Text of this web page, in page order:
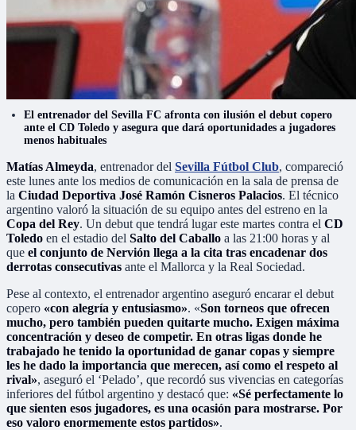
El entrenador del Sevilla FC afronta con ilusión el debut copero
ante el CD Toledo y asegura que dará oportunidades a jugadores
menos habituales
Matías Almeyda, entrenador del Sevilla Fútbol Club, compareció
este lunes ante los medios de comunicación en la sala de prensa de
la Ciudad Deportiva José Ramón Cisneros Palacios. El técnico
argentino valoró la situación de su equipo antes del estreno en la
Copa del Rey. Un debut que tendrá lugar este martes contra el CD
Toledo en el estadio del Salto del Caballo a las 21:00 horas y al
que el conjunto de Nervión llega a la cita tras encadenar dos
derrotas consecutivas ante el Mallorca y la Real Sociedad.
Pese al contexto, el entrenador argentino aseguró encarar el debut
copero «con alegría y entusiasmo». «Son torneos que ofrecen
mucho, pero también pueden quitarte mucho. Exigen máxima
concentración y deseo de competir. En otras ligas donde he
trabajado he tenido la oportunidad de ganar copas y siempre
les he dado la importancia que merecen, así como el respeto al
rival», aseguró el ‘Pelado’, que recordó sus vivencias en categorías
inferiores del fútbol argentino y destacó que: «Sé perfectamente lo
que sienten esos jugadores, es una ocasión para mostrarse. Por
eso valoro enormemente estos partidos».